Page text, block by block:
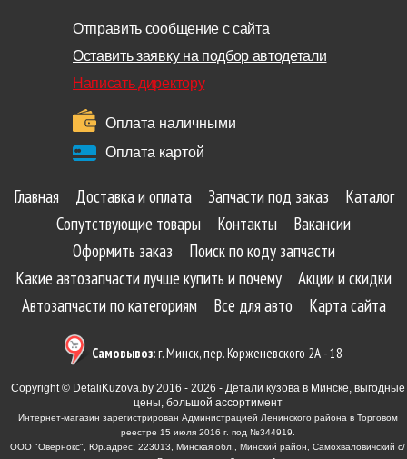
Отправить сообщение с сайта
Оставить заявку на подбор автодетали
Написать директору
Оплата наличными
Оплата картой
Главная Доставка и оплата Запчасти под заказ
Каталог
Сопутствующие товары
Контакты
Вакансии
Оформить заказ
Поиск по коду запчасти
Какие автозапчасти лучше купить и почему
Акции и скидки
Автозапчасти по категориям
Все для авто Карта сайта
Самовывоз:г. Минск, пер. Корженевского 2А - 18
Copyright © DetaliKuzova.by 2016 - 2026 - Детали кузова в Минске, выгодные
цены, большой ассортимент
Интернет-магазин зарегистрирован Администрацией Ленинского района в Торговом
реестре 15 июля 2016 г. под №344919.
ООО "Овернокс", Юр.адрес: 223013, Минская обл., Минский район, Самохваловичский с/